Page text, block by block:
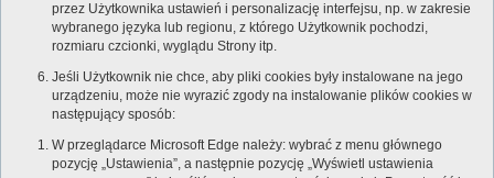
przez Użytkownika ustawień i personalizację interfejsu, np. w zakresie
wybranego języka lub regionu, z którego Użytkownik pochodzi,
rozmiaru czcionki, wyglądu Strony itp.
Jeśli Użytkownik nie chce, aby pliki cookies były instalowane na jego
urządzeniu, może nie wyrazić zgody na instalowanie plików cookies w
następujący sposób:
W przeglądarce Microsoft Edge należy: wybrać z menu głównego
pozycję „Ustawienia”, a następnie pozycję „Wyświetl ustawienia